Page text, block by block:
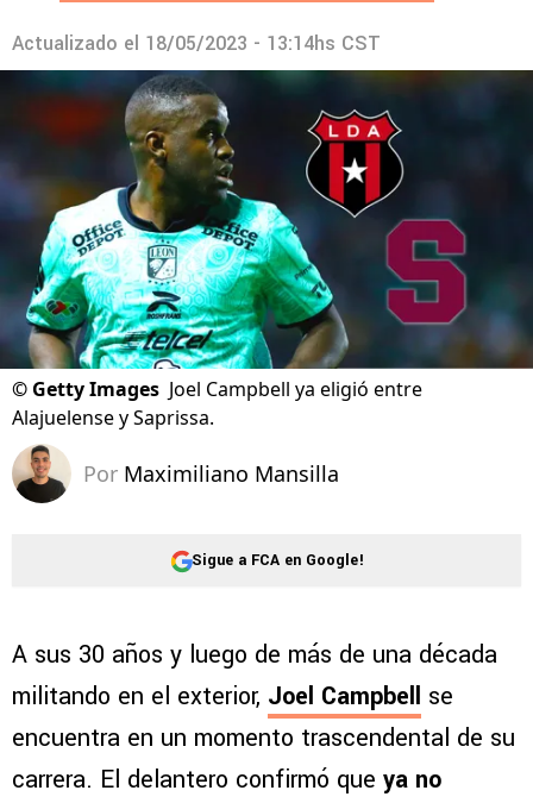
Actualizado el 18/05/2023 - 13:14hs CST
© Getty Images Joel Campbell ya eligió entre
Alajuelense y Saprissa.
Por Maximiliano Mansilla
Sigue a FCA en Google!
A sus 30 años y luego de más de una década
militando en el exterior, Joel Campbell se
encuentra en un momento trascendental de su
carrera. El delantero confirmó que ya no